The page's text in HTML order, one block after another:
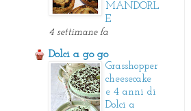
MANDORL
E
4 settimane fa
Dolci a go go
Grasshopper
cheesecake
e 4 anni di
Dolci a